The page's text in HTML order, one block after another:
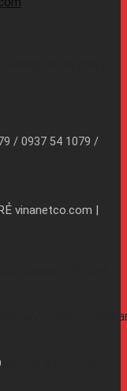
/ 0937 54 1079 /
vinanetco.com |
https://